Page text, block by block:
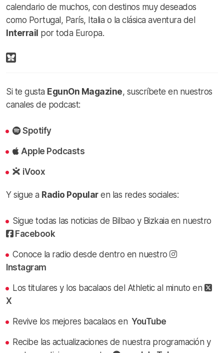
calendario de muchos, con destinos muy deseados
como Portugal, París, Italia o la clásica aventura del
Interrail por toda Europa.
Si te gusta EgunOn Magazine, suscríbete en nuestros
canales de podcast:
Spotify
Apple Podcasts
iVoox
Y sigue a Radio Popularen las redes sociales:
Sigue todas las noticias de Bilbao y Bizkaia en nuestro
Facebook
Conoce la radio desde dentro en nuestro
Instagram
Los titulares y los bacalaos del Athletic al minuto en
X
Revive los mejores bacalaos en YouTube
Recibe las actualizaciones de nuestra programación y